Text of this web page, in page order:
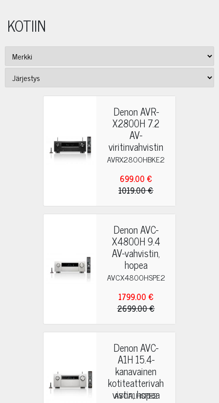
KOTIIN
Denon AVR-
X2800H 7.2
AV-
viritinvahvistin
AVRX2800HBKE2
699.00 €
1019.00 €
Denon AVC-
X4800H 9.4
AV-vahvistin,
hopea
AVCX4800HSPE2
1799.00 €
2699.00 €
Denon AVC-
A1H 15.4-
kanavainen
kotiteatterivah
vistin, hopea
AVCA1HSPE2